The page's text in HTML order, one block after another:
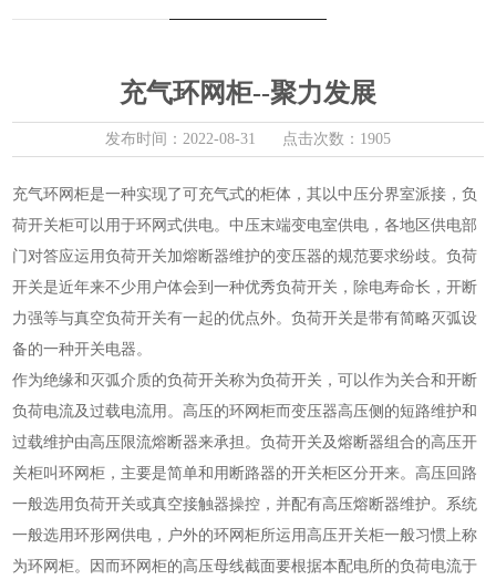
充气环网柜--聚力发展
发布时间：2022-08-31 点击次数：1905
充气环网柜是一种实现了可充气式的柜体，其以中压分界室派接，负
荷开关柜可以用于环网式供电。中压末端变电室供电，各地区供电部
门对答应运用负荷开关加熔断器维护的变压器的规范要求纷歧。负荷
开关是近年来不少用户体会到一种优秀负荷开关，除电寿命长，开断
力强等与真空负荷开关有一起的优点外。负荷开关是带有简略灭弧设
备的一种开关电器。
作为绝缘和灭弧介质的负荷开关称为负荷开关，可以作为关合和开断
负荷电流及过载电流用。高压的环网柜而变压器高压侧的短路维护和
过载维护由高压限流熔断器来承担。负荷开关及熔断器组合的高压开
关柜叫环网柜，主要是简单和用断路器的开关柜区分开来。高压回路
一般选用负荷开关或真空接触器操控，并配有高压熔断器维护。系统
一般选用环形网供电，户外的环网柜所运用高压开关柜一般习惯上称
为环网柜。因而环网柜的高压母线截面要根据本配电所的负荷电流于